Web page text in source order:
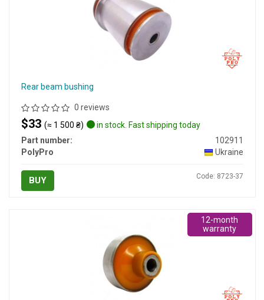
Rear beam bushing
0 reviews
$33 (≈ 1 500 ₴)
in stock. Fast shipping today
Part number:
102911
PolyPro
Ukraine
BUY Code: 8723-37
12-month
warranty